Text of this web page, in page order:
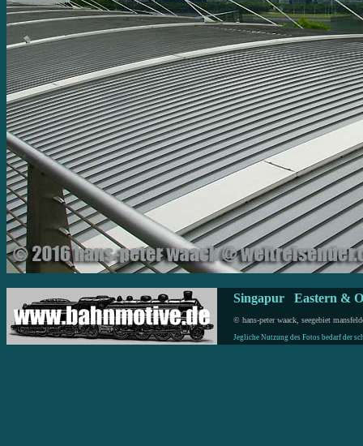
Singapur Eastern &
© hans-peter waack, seegebiet
Jegliche Nutzung des Fotos bedarf der